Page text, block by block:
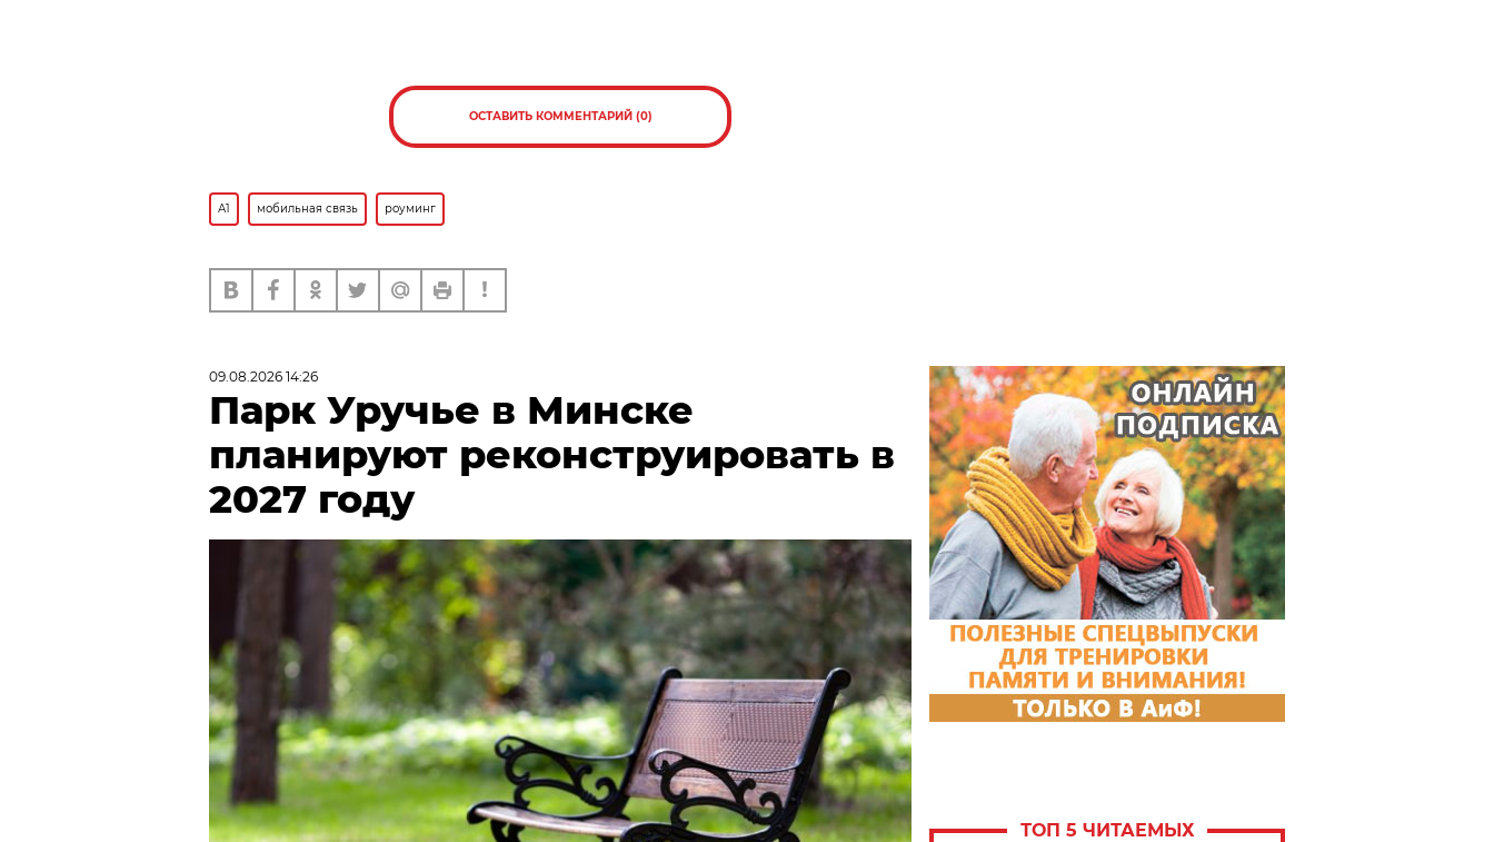
ОСТАВИТЬ КОММЕНТАРИЙ (0)
А1 мобильная связь роуминг
09.08.2026 14:26
Парк Уручье в Минске
планируют реконструировать в
2027 году
ТОП 5 ЧИТАЕМЫХ